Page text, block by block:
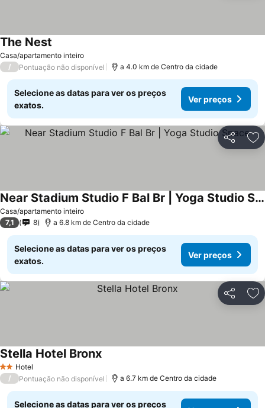
Casa/apartamento inteiro
The Nest
/ Pontuação não disponível a 4.0 km de Centro da cidade
Selecione as datas para ver os preços
exatos.
Ver preços
Partilhar
Casa/apartamento inteiro
Near Stadium Studio F Bal Br | Yoga Studio Space
7,1 8 a 6.8 km de Centro da cidade
Selecione as datas para ver os preços
exatos.
Ver preços
Partilhar
2 Estrelas
Hotel
Stella Hotel Bronx
/ Pontuação não disponível a 6.7 km de Centro da cidade
Selecione as datas para ver os preços